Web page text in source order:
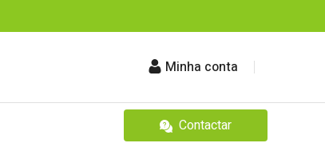
Minha conta
Contactar